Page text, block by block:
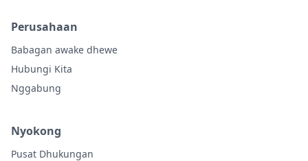
Perusahaan
Babagan awake dhewe
Hubungi Kita
Nggabung
Nyokong
Pusat Dhukungan